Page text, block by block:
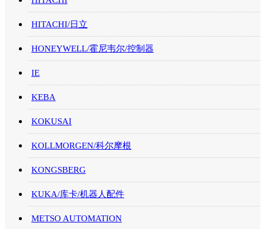
HITACHI/日立
HONEYWELL/霍尼韦尔/控制器
IE
KEBA
KOKUSAI
KOLLMORGEN/科尔摩根
KONGSBERG
KUKA/库卡/机器人配件
METSO AUTOMATION